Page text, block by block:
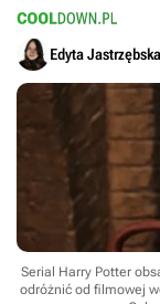
Edyta Jastrzębska
Serial Harry Potter
odróżnić od filmowej